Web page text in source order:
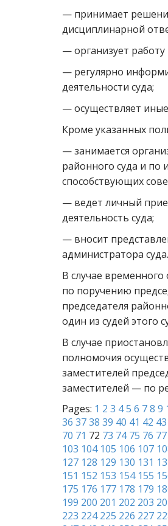
— принимает
дисциплинарной
— организует
— регулярно
деятельности суда;
— осуществляет
Кроме указанных
— занимается
районного суда и по
способствующих
— ведет личный
деятельность суда;
— вносит
администратора суда.
В случае временного
по поручению
председателя
один из судей этого
В случае
полномочия
заместителей
заместителей — по
Pages: 1 2 3 45 6 78 9
36 3738 39 40 41 42 43
70 71 72 73 74 75 76 77
103 104 105 106 107
127 128 129 130 131
151 152 153 154 155
175 176 177 178 179
199 200 201 202 203
223 224 225 226 227